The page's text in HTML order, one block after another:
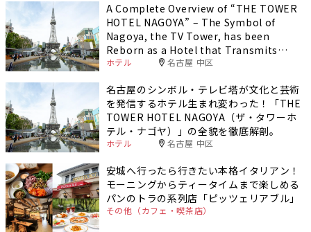
A Complete Overview of “THE TOWER
HOTEL NAGOYA” – The Symbol of
Nagoya, the TV Tower, has been
Reborn as a Hotel that Transmits
Culture and Art!
ホテル 名古屋 中区
名古屋のシンボル・テレビ塔が文化と芸術
を発信するホテル生まれ変わった！「THE
TOWER HOTEL NAGOYA（ザ・タワーホ
テル・ナゴヤ）」の全貌を徹底解剖。
ホテル 名古屋 中区
安城へ行ったら行きたい本格イタリアン！
モーニングからティータイムまで楽しめる
パンのトラの系列店「ピッツェリアブル」
その他（カフェ・喫茶店）